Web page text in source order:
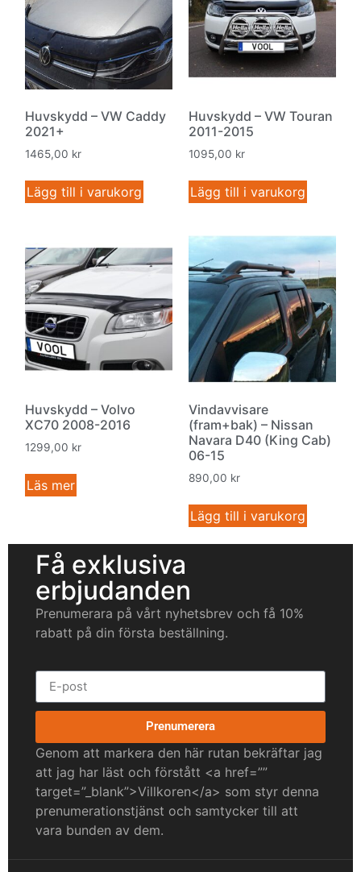
Huvskydd – VW Caddy
2021+
1465,00 kr
Lägg till i varukorg
Huvskydd – VW Touran
2011-2015
1095,00 kr
Lägg till i varukorg
Huvskydd – Volvo
XC70 2008-2016
1299,00 kr
Läs mer
Vindavvisare
(fram+bak) – Nissan
Navara D40 (King Cab)
06-15
890,00 kr
Lägg till i varukorg
Få exklusiva
erbjudanden
Prenumerara på vårt nyhetsbrev och få 10%
rabatt på din första beställning.
Prenumerera
Genom att markera den här rutan bekräftar jag
att jag har läst och förstått <a href=””
target=”_blank”>Villkoren</a> som styr denna
prenumerationstjänst och samtycker till att
vara bunden av dem.